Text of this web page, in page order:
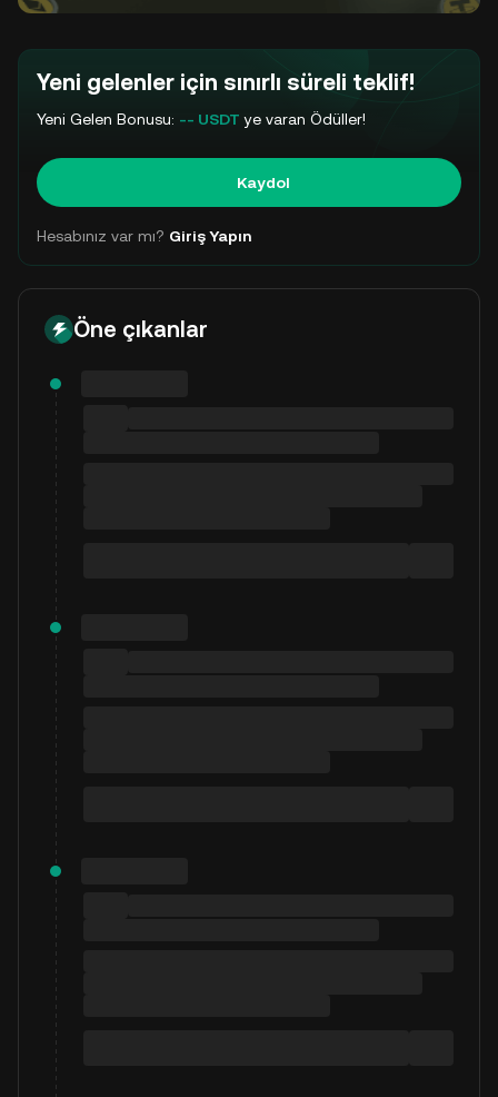
Yeni gelenler için sınırlı süreli teklif!
Yeni Gelen Bonusu: -- USDT ye varan Ödüller!
Kaydol
Hesabınız var mı? Giriş Yapın
Öne çıkanlar